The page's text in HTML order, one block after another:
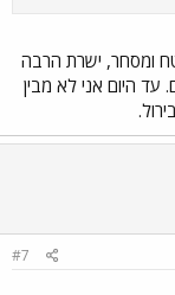
ומסחר, ישרת הרבה
עד היום אני לא מבין
#7